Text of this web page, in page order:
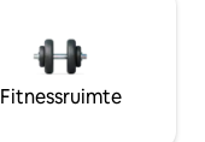
Fitnessruimte